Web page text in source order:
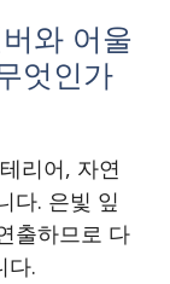
와 어울
엇인가
리어, 자연
다. 은빛 잎
출하므로 다
다.